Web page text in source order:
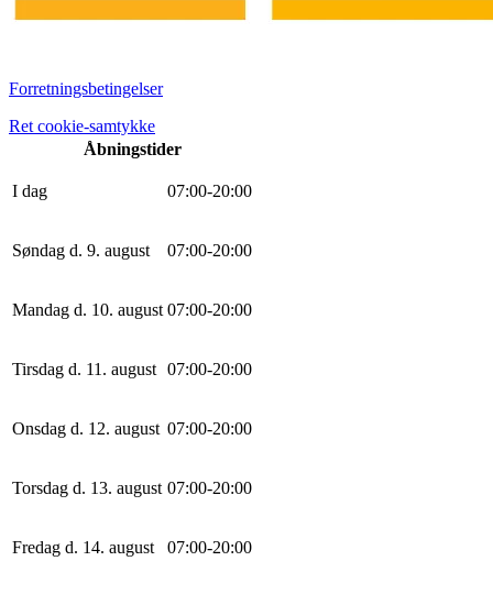
Forretningsbetingelser
Ret cookie-samtykke
Åbningstider
I dag 07:00-20:00
Søndag d. 9. august 07:00-20:00
Mandag d. 10. august 07:00-20:00
Tirsdag d. 11. august 07:00-20:00
Onsdag d. 12. august 07:00-20:00
Torsdag d. 13. august 07:00-20:00
Fredag d. 14. august 07:00-20:00